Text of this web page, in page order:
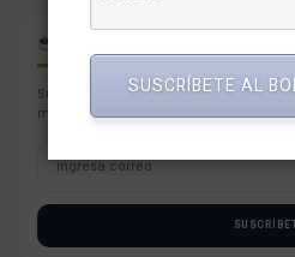
Suscríbete con tu correo a nuestro
más resaltantes para tu negocio.
SUSCRÍBETE AL